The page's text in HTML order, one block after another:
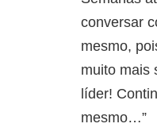
conversar
mesmo,
muito mais
líder!
mesmo…”